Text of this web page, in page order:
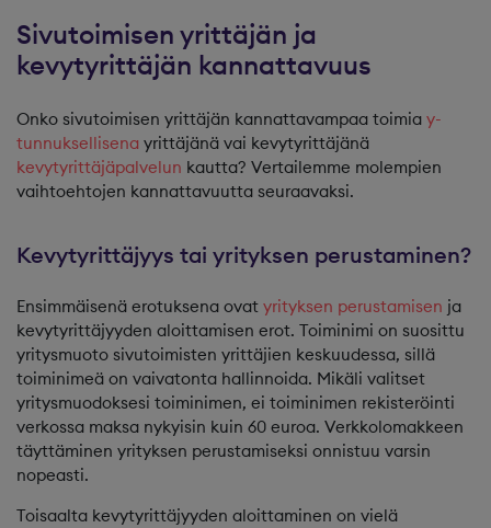
Sivutoimisen yrittäjän ja
kevytyrittäjän kannattavuus
Onko sivutoimisen yrittäjän kannattavampaa toimia y-
tunnuksellisena yrittäjänä vai kevytyrittäjänä
kevytyrittäjäpalvelun kautta? Vertailemme molempien
vaihtoehtojen kannattavuutta seuraavaksi.
Kevytyrittäjyys tai yrityksen perustaminen?
Ensimmäisenä erotuksena ovat yrityksen perustamisen ja
kevytyrittäjyyden aloittamisen erot. Toiminimi on suosittu
yritysmuoto sivutoimisten yrittäjien keskuudessa, sillä
toiminimeä on vaivatonta hallinnoida. Mikäli valitset
yritysmuodoksesi toiminimen, ei toiminimen rekisteröinti
verkossa maksa nykyisin kuin 60 euroa. Verkkolomakkeen
täyttäminen yrityksen perustamiseksi onnistuu varsin
nopeasti.
Toisaalta kevytyrittäjyyden aloittaminen on vielä